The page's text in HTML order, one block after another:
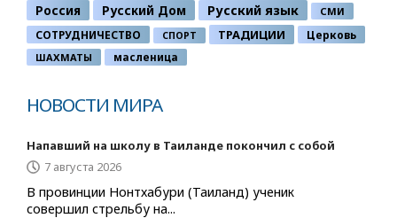
Россия Русский Дом Русский язык СМИ
СОТРУДНИЧЕСТВО СПОРТ ТРАДИЦИИ Церковь
ШАХМАТЫ масленица
НОВОСТИ МИРА
Напавший на школу в Таиланде покончил с собой
7 августа 2026
В провинции Нонтхабури (Таиланд) ученик
совершил стрельбу на...